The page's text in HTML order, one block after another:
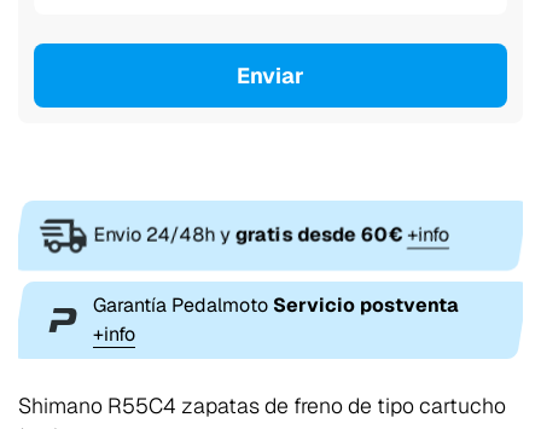
Enviar
Envio 24/48h ygratis desde 60€+info
Garantía Pedalmoto Servicio postventa
+info
Shimano R55C4 zapatas de freno de tipo cartucho